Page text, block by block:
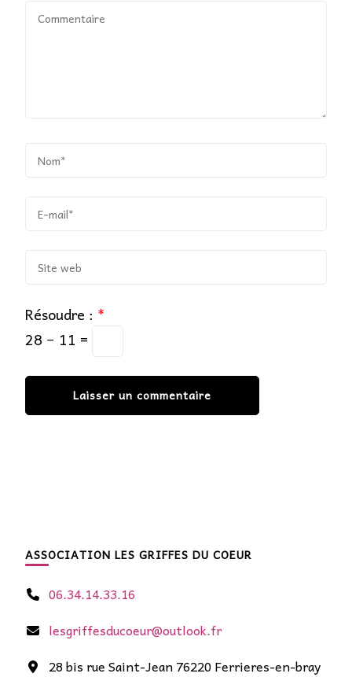
Résoudre : *
28 − 11 =
ASSOCIATION LES GRIFFES DU COEUR
06.34.14.33.16
lesgriffesducoeur@outlook.fr
28 bis rue Saint-Jean 76220 Ferrieres-en-bray